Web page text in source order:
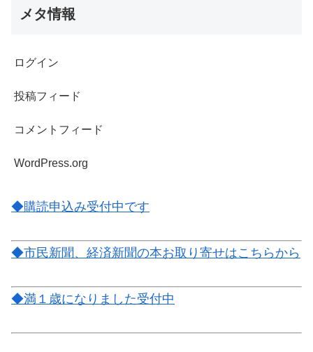
メタ情報
ログイン
投稿フィード
コメントフィード
WordPress.org
◆購読申込み受付中です
◆市民新聞、経済新聞の本お取り寄せはこちらから
◆満１歳になりました受付中